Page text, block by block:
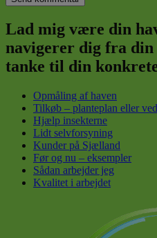
Lad mig være din
navigerer dig fra din
tanke til din
Opmåling af haven
Tilkøb – planteplan eller
Hjælp insekterne
Lidt selvforsyning
Kunder på Sjælland
Før og nu – eksempler
Sådan arbejder jeg
Kvalitet i arbejdet